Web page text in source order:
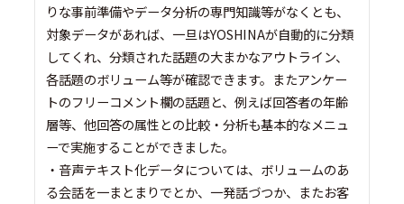
りな事前準備やデータ分析の専門知識等がなくとも、
対象データがあれば、一旦はYOSHINAが自動的に分類
してくれ、分類された話題の大まかなアウトライン、
各話題のボリューム等が確認できます。またアンケー
トのフリーコメント欄の話題と、例えば回答者の年齢
層等、他回答の属性との比較・分析も基本的なメニュ
ーで実施することができました。
・音声テキスト化データについては、ボリュームのあ
る会話を一まとまりでとか、一発話づつか、またお客